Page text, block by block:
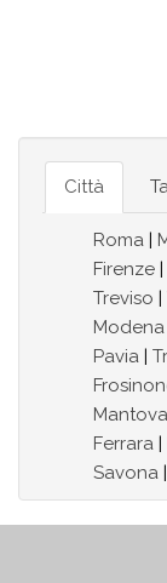
Città
Roma
Firenze
Treviso
Modena
Pavia
Mantova
Ferrara
Savona